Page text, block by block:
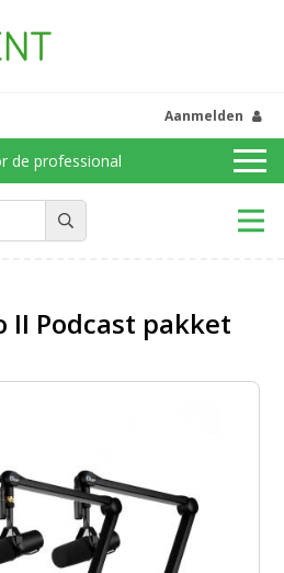
Aanmelden
de professional
II Podcast pakket